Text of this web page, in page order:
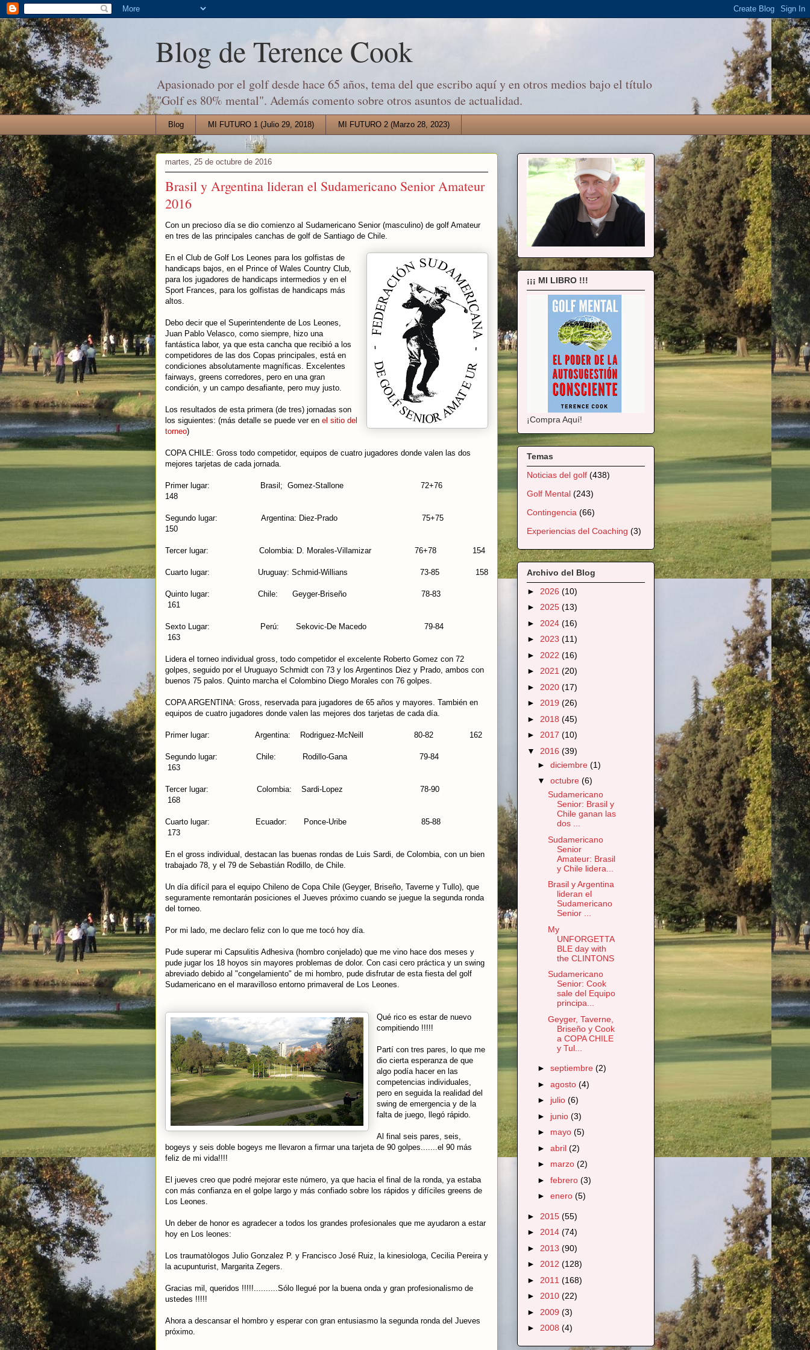
Blog de Terence Cook
Apasionado por el golf desde hace 65 años, tema del que escribo aquí y en otros medios bajo el título
"Golf es 80% mental". Además comento sobre otros asuntos de actualidad.
Blog MI FUTURO 1 (Julio 29, 2018) MI FUTURO 2 (Marzo 28, 2023)
martes, 25 de octubre de 2016
Brasil y Argentina lideran el Sudamericano Senior Amateur
2016
Con un precioso día se dio comienzo al Sudamericano Senior (masculino) de golf Amateur
en tres de las principales canchas de golf de Santiago de Chile.
En el Club de Golf Los Leones para los golfistas de
handicaps bajos, en el Prince of Wales Country Club,
para los jugadores de handicaps intermedios y en el
Sport Frances, para los golfistas de handicaps más
altos.
Debo decir que el Superintendente de Los Leones,
Juan Pablo Velasco, como siempre, hizo una
fantástica labor, ya que esta cancha que recibió a los
competidores de las dos Copas principales, está en
condiciones absolutamente magníficas. Excelentes
fairways, greens corredores, pero en una gran
condición, y un campo desafiante, pero muy justo.
Los resultados de esta primera (de tres) jornadas son
los siguientes: (más detalle se puede ver en el sitio del
torneo)
COPA CHILE: Gross todo competidor, equipos de cuatro jugadores donde valen las dos
mejores tarjetas de cada jornada.
Primer lugar: Brasil; Gomez-Stallone 72+76
148
Segundo lugar: Argentina: Diez-Prado 75+75
150
Tercer lugar: Colombia: D. Morales-Villamizar 76+78 154
Cuarto lugar: Uruguay: Schmid-Willians 73-85 158
Quinto lugar: Chile: Geyger-Briseño 78-83
161
Sexto Lugar: Perú: Sekovic-De Macedo 79-84
163
Lidera el torneo individual gross, todo competidor el excelente Roberto Gomez con 72
golpes, seguido por el Uruguayo Schmidt con 73 y los Argentinos Diez y Prado, ambos con
buenos 75 palos. Quinto marcha el Colombino Diego Morales con 76 golpes.
COPA ARGENTINA: Gross, reservada para jugadores de 65 años y mayores. También en
equipos de cuatro jugadores donde valen las mejores dos tarjetas de cada día.
Primer lugar: Argentina: Rodriguez-McNeill 80-82 162
Segundo lugar: Chile: Rodillo-Gana 79-84
163
Tercer lugar: Colombia: Sardi-Lopez 78-90
168
Cuarto lugar: Ecuador: Ponce-Uribe 85-88
173
En el gross individual, destacan las buenas rondas de Luis Sardi, de Colombia, con un bien
trabajado 78, y el 79 de Sebastián Rodillo, de Chile.
Un día difícil para el equipo Chileno de Copa Chile (Geyger, Briseño, Taverne y Tullo), que
seguramente remontarán posiciones el Jueves próximo cuando se juegue la segunda ronda
del torneo.
Por mi lado, me declaro feliz con lo que me tocó hoy día.
Pude superar mi Capsulitis Adhesiva (hombro conjelado) que me vino hace dos meses y
pude jugar los 18 hoyos sin mayores problemas de dolor. Con casi cero práctica y un swing
abreviado debido al "congelamiento" de mi hombro, pude disfrutar de esta fiesta del golf
Sudamericano en el maravilloso entorno primaveral de Los Leones.
Qué rico es estar de nuevo
compitiendo !!!!!
Partí con tres pares, lo que me
dio cierta esperanza de que
algo podía hacer en las
competencias individuales,
pero en seguida la realidad del
swing de emergencia y de la
falta de juego, llegó rápido.
Al final seis pares, seis,
bogeys y seis doble bogeys me llevaron a firmar una tarjeta de 90 golpes.......el 90 más
feliz de mi vida!!!!
El jueves creo que podré mejorar este número, ya que hacia el final de la ronda, ya estaba
con más confianza en el golpe largo y más confiado sobre los rápidos y difíciles greens de
Los Leones.
Un deber de honor es agradecer a todos los grandes profesionales que me ayudaron a estar
hoy en Los leones:
Los traumatòlogos Julio Gonzalez P. y Francisco José Ruiz, la kinesiologa, Cecilia Pereira y
la acupunturist, Margarita Zegers.
Gracias mil, queridos !!!!!..........Sólo llegué por la buena onda y gran profesionalismo de
ustedes !!!!!
Ahora a descansar el hombro y esperar con gran entusiasmo la segunda ronda del Jueves
próximo.
¡¡¡ MI LIBRO !!!
¡Compra Aquí!
Temas
Noticias del golf (438)
Golf Mental (243)
Contingencia (66)
Experiencias del Coaching (3)
Archivo del Blog
► 2026 (10)
► 2025 (13)
► 2024 (16)
► 2023 (11)
► 2022 (16)
► 2021 (20)
► 2020 (17)
► 2019 (26)
► 2018 (45)
► 2017 (10)
▼ 2016 (39)
► diciembre (1)
▼ octubre (6)
Sudamericano
Senior: Brasil y
Chile ganan las
dos ...
Sudamericano
Senior
Amateur: Brasil
y Chile lidera...
Brasil y Argentina
lideran el
Sudamericano
Senior ...
My
UNFORGETTA
BLE day with
the CLINTONS
Sudamericano
Senior: Cook
sale del Equipo
principa...
Geyger, Taverne,
Briseño y Cook
a COPA CHILE
y Tul...
► septiembre (2)
► agosto (4)
► julio (6)
► junio (3)
► mayo (5)
► abril (2)
► marzo (2)
► febrero (3)
► enero (5)
► 2015 (55)
► 2014 (74)
► 2013 (90)
► 2012 (128)
► 2011 (168)
► 2010 (22)
► 2009 (3)
► 2008 (4)